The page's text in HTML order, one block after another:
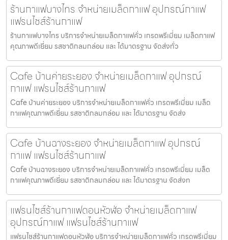
ร้านกาแฟบางไทร จำหน่ายเมล็ดกาแฟ อุปกรณ์กาแฟ
แฟรนไชส์ร้านกาแฟ
ร้านกาแฟบางไทร บริการจำหน่ายเมล็ดกาแฟคั่ว เกรดพรีเมี่ยม เมล็ดกาแฟ
คุณภาพดีเยี่ยม รสชาติกลมกล่อม และ ได้มาตรฐาน จัดส่งทั่ว
Cafe บ้านค่ายระยอง จำหน่ายเมล็ดกาแฟ อุปกรณ์
กาแฟ แฟรนไชส์ร้านกาแฟ
Cafe บ้านค่ายระยอง บริการจำหน่ายเมล็ดกาแฟคั่ว เกรดพรีเมี่ยม เมล็ด
กาแฟคุณภาพดีเยี่ยม รสชาติกลมกล่อม และ ได้มาตรฐาน จัดส่ง
Cafe บ้านฉางระยอง จำหน่ายเมล็ดกาแฟ อุปกรณ์
กาแฟ แฟรนไชส์ร้านกาแฟ
Cafe บ้านฉางระยอง บริการจำหน่ายเมล็ดกาแฟคั่ว เกรดพรีเมี่ยม เมล็ด
กาแฟคุณภาพดีเยี่ยม รสชาติกลมกล่อม และ ได้มาตรฐาน จัดส่งท
แฟรนไชส์ร้านกาแฟดอนหัวฬ่อ จำหน่ายเมล็ดกาแฟ
อุปกรณ์กาแฟ แฟรนไชส์ร้านกาแฟ
แฟรนไชส์ร้านกาแฟดอนหัวฬ่อ บริการจำหน่ายเมล็ดกาแฟคั่ว เกรดพรีเมี่ยม